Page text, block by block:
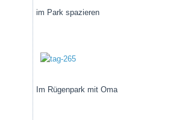
im Park spazieren
Im Rügenpark mit Oma